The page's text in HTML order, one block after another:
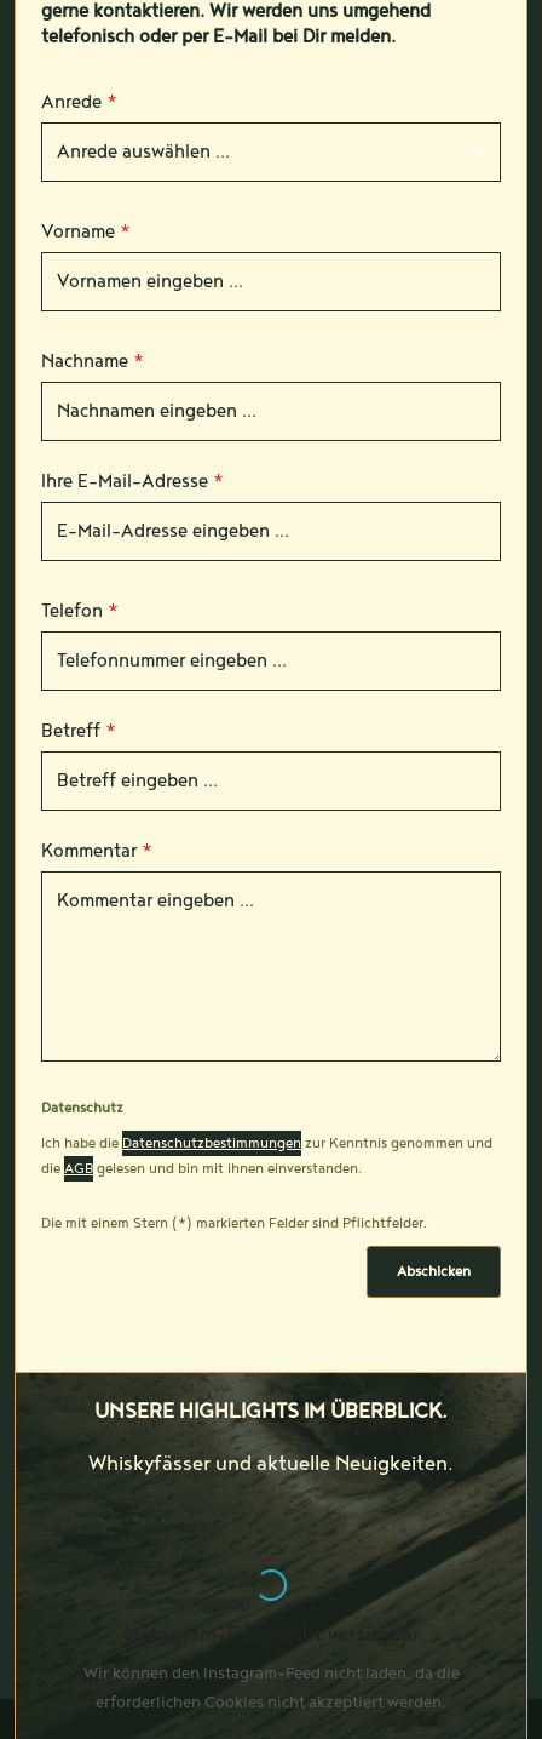
gerne kontaktieren. Wir werden uns umgehend
telefonisch oder per E-Mail bei Dir melden.
Anrede *
Vorname *
Nachname *
Ihre E-Mail-Adresse *
Telefon *
Betreff *
Kommentar *
Datenschutz
Ich habe die Datenschutzbestimmungen zur Kenntnis genommen und
die AGB gelesen und bin mit ihnen einverstanden.
Die mit einem Stern (*) markierten Felder sind Pflichtfelder.
Abschicken
UNSERE HIGHLIGHTS IM ÜBERBLICK.
Whiskyfässer und aktuelle Neuigkeiten.
Instagram-Feed nicht verfügbar
Wir können den Instagram-Feed nicht laden, da die
erforderlichen Cookies nicht akzeptiert werden.